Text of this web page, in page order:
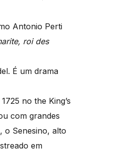
Antonio Perti
roi des
É um drama
no the King’s
com grandes
o Senesino, alto
em